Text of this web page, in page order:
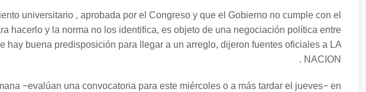
universitario , aprobada por el Congreso y que el Gobierno no cumple con el
hacerlo y la norma no los identifica, es objeto de una negociación política entre
hay buena predisposición para llegar a un arreglo, dijeron fuentes oficiales a LA
NACION .
−evalúan una convocatoria para este miércoles o a más tardar el jueves− en